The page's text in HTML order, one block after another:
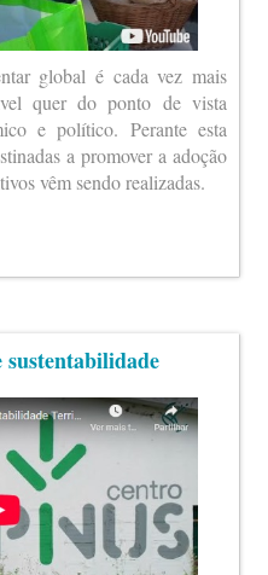
global é cada vez mais
quer do ponto de vista
e político. Perante esta
a promover a adoção
vêm sendo realizadas.